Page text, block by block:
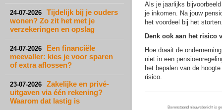
24-07-2026
Tijdelijk bij je ouders
wonen? Zo zit het met je
verzekeringen en opslag
24-07-2026
Een financiële
meevaller: kies je voor sparen
of extra aflossen?
23-07-2026
Zakelijke en privé-
uitgaven via één rekening?
Waarom dat lastig is
Als je jaarlijks
je inkomen. Na jouw
het voordeel bij het
Denk ook aan het risico
Hoe draait de
niet in een
het bepalen van de
risico.
Bovenstaand nieuwsbericht is